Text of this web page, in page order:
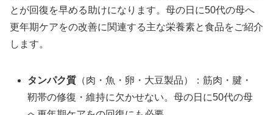
とが回復を早める助けになります。母の日に50代の母へ
更年期ケアをの改善に関連する主な栄養素と食品をご紹介
します。
タンパク質 （肉・魚・卵・大豆製品）：筋肉・腱・
靭帯の修復・維持に欠かせない。母の日に50代の母